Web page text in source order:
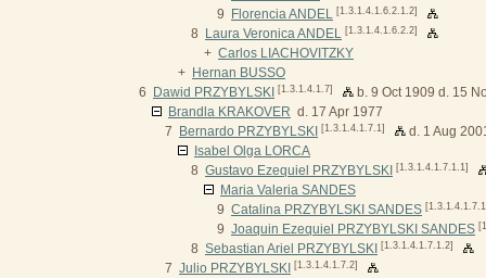
9 Florencia ANDEL [1.3.1.4.1.6.2.1.2]
8 Laura Veronica ANDEL [1.3.1.4.1.6.2.2]
+ Carlos LIACHOVITZKY
+ Hernan BUSSO
6
Dawid PRZYBYLSKI [1.3.1.4.1.7]
b. 9 Oct 1909 d. 15
Brandla KRAKOVER d. 17 Apr 1977
7
Bernardo PRZYBYLSKI [1.3.1.4.1.7.1]
d. 1 Aug
Isabel Olga LORCA
8 Gustavo Ezequiel PRZYBYLSKI [1.3.1.4.1.7.1.1]
Maria Valeria SANDES
9 Catalina PRZYBYLSKI SANDES
9 Joaquin Ezequiel PRZYBYLSKI SANDES
8 Sebastian Ariel PRZYBYLSKI [1.3.1.4.1.7.1.2]
7 Julio PRZYBYLSKI [1.3.1.4.1.7.2]